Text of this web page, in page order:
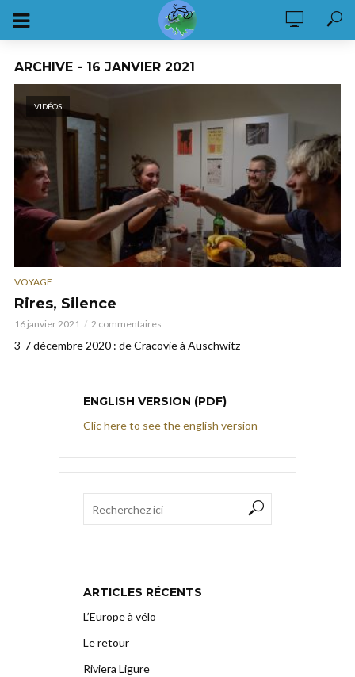
ARCHIVE - 16 JANVIER 2021
VIDÉOS
VOYAGE
Rires, Silence
16 janvier 2021 2 commentaires
3-7 décembre 2020 : de Cracovie à Auschwitz
ENGLISH VERSION (PDF)
Clic here to see the english version
ARTICLES RÉCENTS
L’Europe à vélo
Le retour
Riviera Ligure